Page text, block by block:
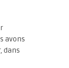
avons
dans